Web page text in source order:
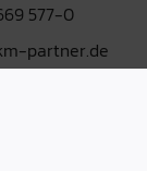
577-0
partner.de